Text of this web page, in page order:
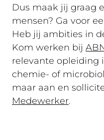
Dus maak jij graag
mensen? Ga voor
Heb jij ambities in
Kom werken bij
relevante opleiding
chemie- of
maar aan en
Medewerker.